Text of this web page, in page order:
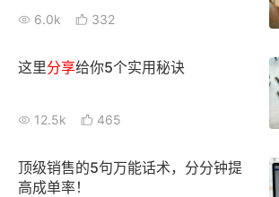
6.0k 332
这里分享给你5个实用秘诀
12.5k 465
顶级销售的5句万能话术，分分钟提
高成单率！